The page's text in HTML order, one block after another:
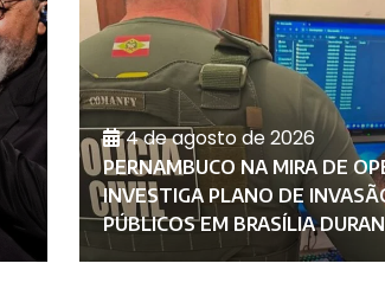
4 de agosto de 2026
PERNAMBUCO NA MIRA DE
INVESTIGA PLANO DE
PÚBLICOS EM BRASÍLIA